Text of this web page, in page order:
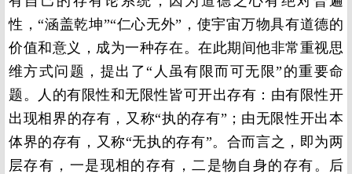
性，“涵盖乾坤”“仁心无外”，使宇宙万物具有道德的
价值和意义，成为一种存在。在此期间他非常重视思
维方式问题，提出了“人虽有限而可无限”的重要命
题。人的有限性和无限性皆可开出存有：由有限性开
出现相界的存有，又称“执的存有”；由无限性开出本
体界的存有，又称“无执的存有”。合而言之，即为两
层存有，一是现相的存有，二是物自身的存有。后